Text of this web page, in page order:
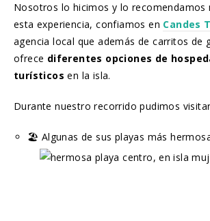
Nosotros lo hicimos y lo recomendamos
esta experiencia, confiamos en Candes
agencia local que además de carritos de
ofrece diferentes opciones de
turísticos en la isla.
Durante nuestro recorrido pudimos
🏖️ Algunas de sus playas más